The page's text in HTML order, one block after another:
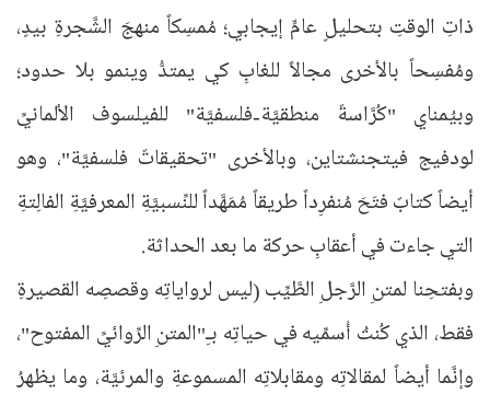
ذاتِ الوقتِ بتحليلٍ عامٍّ إيجابي؛ مُمسِكاً منهجَ الشَّجرةِ بيدٍ،
ومُفسِحاً بالأخرى مجالاً للغابِ كي يمتدُّ وينمو بلا حدود؛
وبيُمناي "كُرَّاسةٌ منطقيَّة-فلسفيَّة" للفيلسوف الألمانيِّ
لودفيج فيتجنشتاين، وبالأخرى "تحقيقاتٌ فلسفيَّة"، وهو
أيضاً كتابٌ فتَحَ مُنفرِداً طريقاً مُمَهَّداً للنِّسبيَّةِ المعرفيَّةِ الفالِتةِ
التي جاءت في أعقابِ حركة ما بعد الحداثة.
وبفتحِنا لمتنِ الرَّجلِ الطَّيِّب (ليس لرواياتِه وقصصِه القصيرةِ
فقط، الذي كُنتُ أُسمِّيه في حياتِه بـِ"المتنِ الرِّوائيِّ المفتوح"،
وإنَّما أيضاً لمقالاتِه ومقابلاتِه المسموعةِ والمرئيَّة، وما يظهرُ